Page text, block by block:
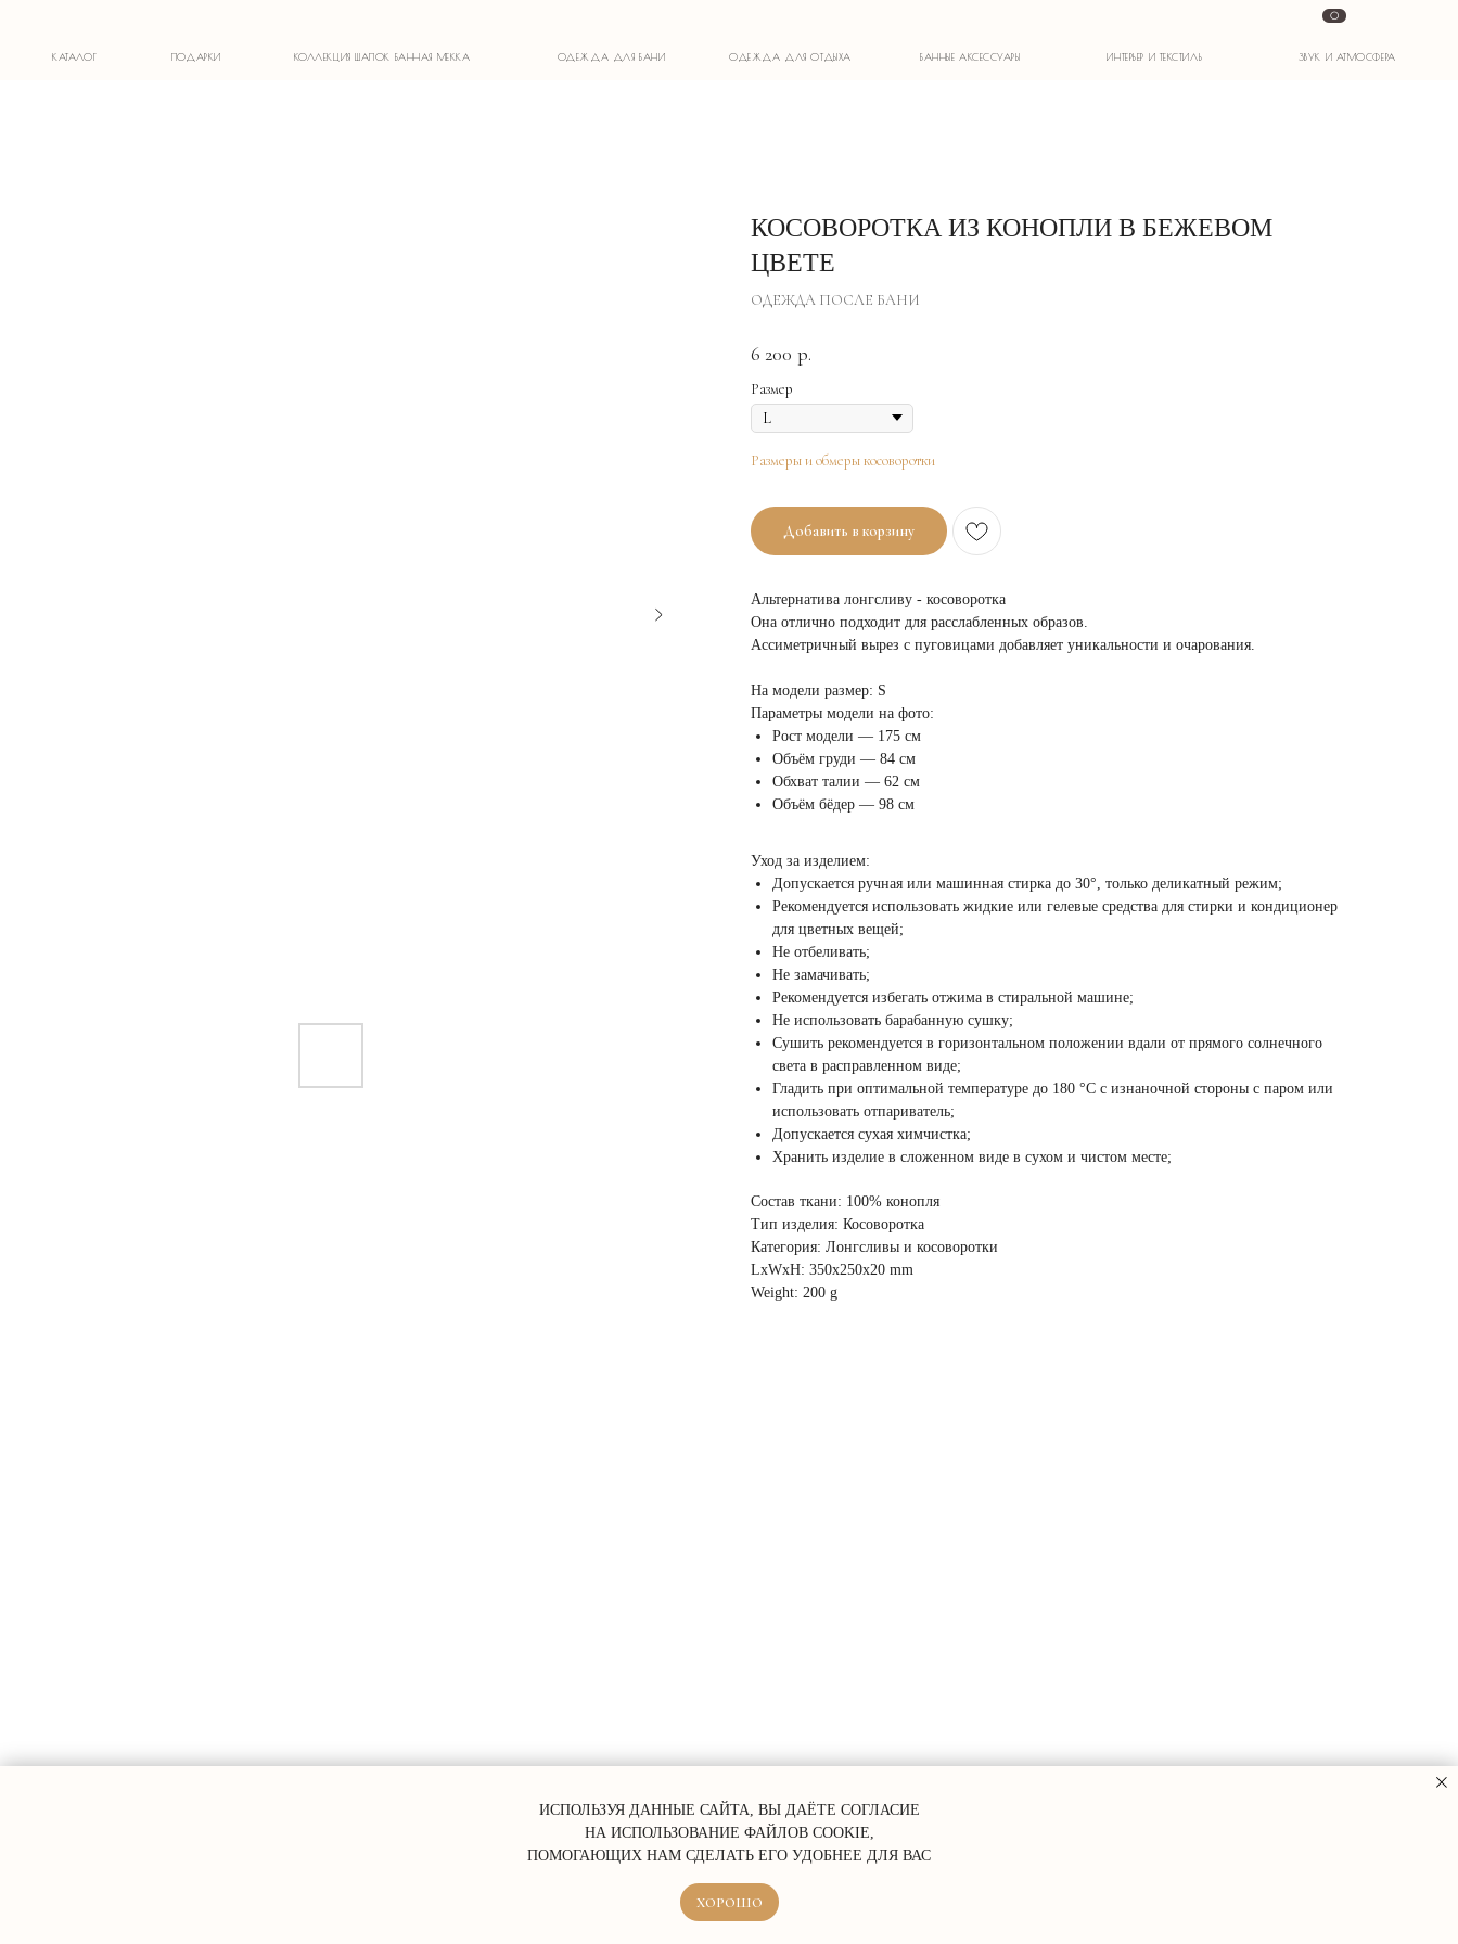
ИСПОЛЬЗУЯ ДАННЫЕ САЙТА, ВЫ ДАЁТЕ СОГЛАСИЕ
НА ИСПОЛЬЗОВАНИЕ ФАЙЛОВ COOKIE,
ПОМОГАЮЩИХ НАМ СДЕЛАТЬ ЕГО УДОБНЕЕ ДЛЯ ВАС
ХОРОШО
КОСОВОРОТКА ИЗ КОНОПЛИ В БЕЖЕВОМ
ЦВЕТЕ
ОДЕЖДА ПОСЛЕ БАНИ
6 200 р.
Размер
Размеры и обмеры косоворотки
Добавить в корзину
Альтернатива лонгсливу - косоворотка
Она отлично подходит для расслабленных образов.
Ассиметричный вырез с пуговицами добавляет уникальности и очарования.
На модели размер: S
Параметры модели на фото:
Рост модели — 175 см
Объём груди — 84 см
Обхват талии — 62 см
Объём бёдер — 98 см
Уход за изделием:
Допускается ручная или машинная стирка до 30°, только деликатный режим;
Рекомендуется использовать жидкие или гелевые средства для стирки и кондиционер
для цветных вещей;
Не отбеливать;
Не замачивать;
Рекомендуется избегать отжима в стиральной машине;
Не использовать барабанную сушку;
Сушить рекомендуется в горизонтальном положении вдали от прямого солнечного
света в расправленном виде;
Гладить при оптимальной температуре до 180 °C с изнаночной стороны с паром или
использовать отпариватель;
Допускается сухая химчистка;
Хранить изделие в сложенном виде в сухом и чистом месте;
Состав ткани: 100% конопля
Тип изделия: Косоворотка
Категория: Лонгсливы и косоворотки
LxWxH: 350x250x20 mm
Weight: 200 g
ERROR:Not found category